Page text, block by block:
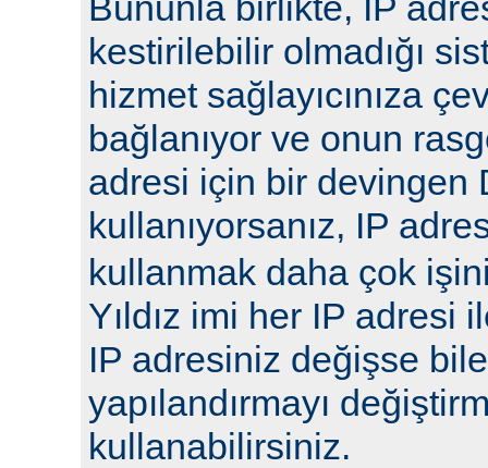
kestirilebilir olmadığı
hizmet sağlayıcınıza
bağlanıyor ve onun
adresi için bir devingen
kullanıyorsanız, IP
kullanmak daha çok
Yıldız imi her IP adresi
IP adresiniz değişse
yapılandırmayı
kullanabilirsiniz.